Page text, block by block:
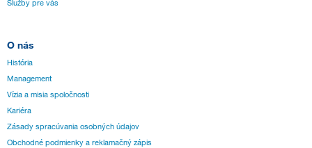
Služby pre vás
O nás
História
Management
Vízia a misia spoločnosti
Kariéra
Zásady spracúvania osobných údajov
Obchodné podmienky a reklamačný zápis